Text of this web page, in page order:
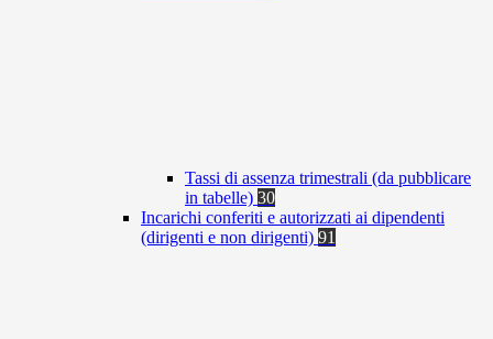
Tassi di assenza trimestrali (da pubblicare
in tabelle) 30
Incarichi conferiti e autorizzati ai dipendenti
(dirigenti e non dirigenti) 91